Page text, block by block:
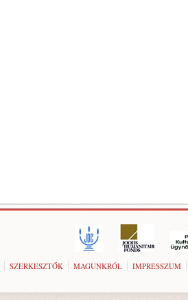
SZERKESZTŐK MAGUNKRÓL IMPRESSZUM